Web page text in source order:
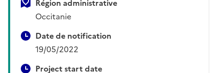
Région administrative
Occitanie
Date de notification
19/05/2022
Project start date